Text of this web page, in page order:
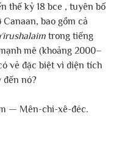
thế kỷ 18 bce , tuyên bố
bao gồm cả
trong tiếng
mẽ (khoảng 2000–
vẻ đặc biệt vì diện tích
đến nó?
— Mên-chi-xê-đéc.